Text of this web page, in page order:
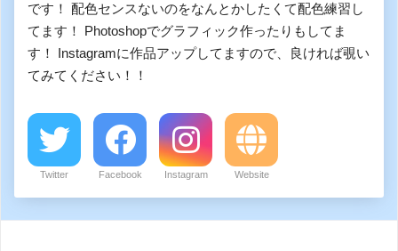
です！ 配色センスないのをなんとかしたくて配色練習し
てます！ Photoshopでグラフィック作ったりもしてま
す！ Instagramに作品アップしてますので、良ければ覗い
てみてください！！
Twitter Facebook Instagram Website